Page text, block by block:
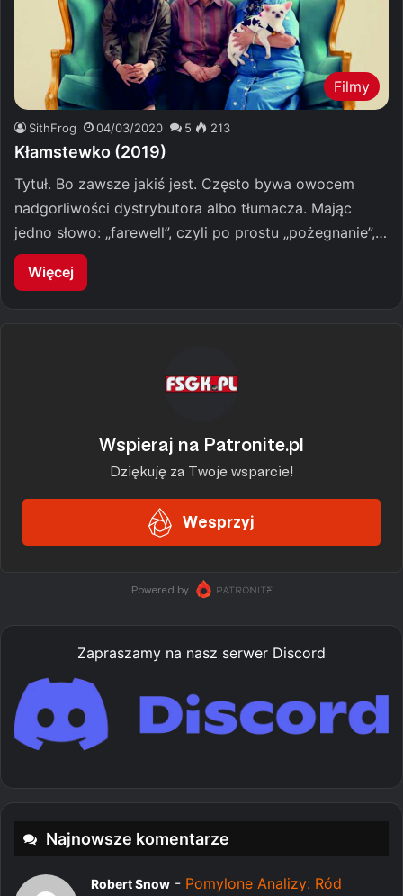
Filmy
SithFrog 04/03/2020 5 213
Kłamstewko (2019)
Tytuł. Bo zawsze jakiś jest. Często bywa owocem
nadgorliwości dystrybutora albo tłumacza. Mając
jedno słowo: „farewell”, czyli po prostu „pożegnanie”,…
Więcej
Zapraszamy na nasz serwer Discord
Najnowsze komentarze
Robert Snow - Pomylone Analizy: Ród